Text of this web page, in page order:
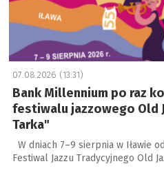
07.08.2026 (13:31)
Bank Millennium po raz
festiwalu jazzowego Old
Tarka"
W dniach 7–9 sierpnia w Iławie
Festiwal Jazzu Tradycyjnego Old